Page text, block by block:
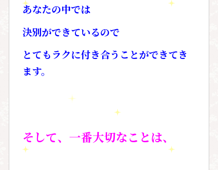
あなたの中では
決別ができているので
とてもラクに付き合うことができてき
ます。
そして、一番大切なことは、